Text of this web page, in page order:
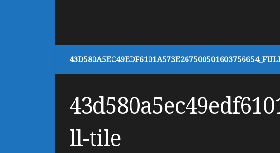
ll-tile